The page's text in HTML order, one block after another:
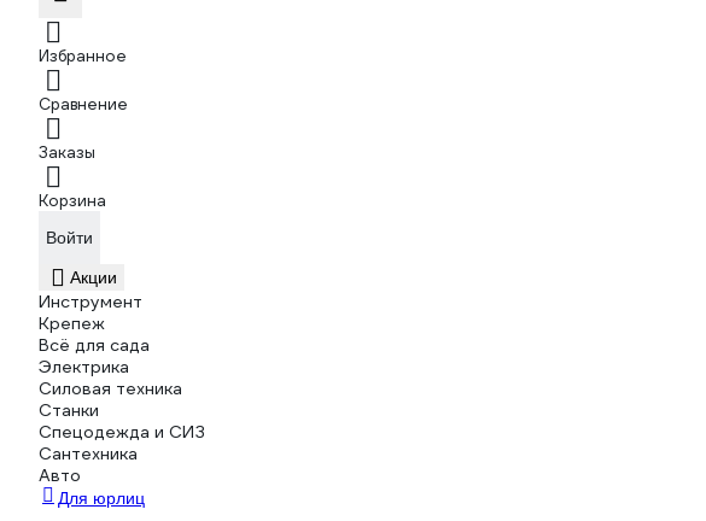
Избранное
Сравнение
Заказы
Корзина
Войти
Акции
Инструмент
Крепеж
Всё для сада
Электрика
Силовая техника
Станки
Спецодежда и СИЗ
Сантехника
Авто
Для юрлиц